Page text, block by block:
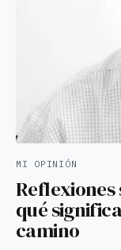
MI OPINIÓN
qué
camino